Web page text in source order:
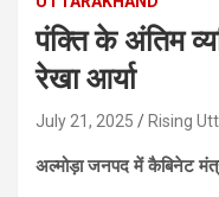
पंक्ति के अंतिम
रेखा आर्या
July 21, 2025 Rising
अल्मोड़ा जनपद में कैबिनेट